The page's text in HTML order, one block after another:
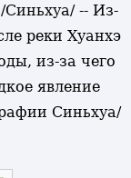
-- Из-
реки Хуанхэ
из-за чего
явление
Синьхуа/